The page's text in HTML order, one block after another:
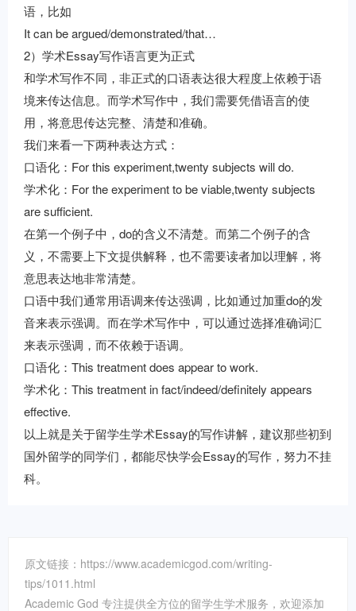
语，比如
It can be argued/demonstrated/that…
2）学术Essay写作语言更为正式
和学术写作不同，非正式的口语表达很大程度上依赖于语
境来传达信息。而学术写作中，我们需要凭借语言的使
用，将意思传达完整、清楚和准确。
我们来看一下两种表达方式：
口语化：For this experiment,twenty subjects will do.
学术化：For the experiment to be viable,twenty subjects
are sufficient.
在第一个例子中，do的含义不清楚。而第二个例子的含
义，不需要上下文提供解释，也不需要读者加以理解，将
意思表达地非常清楚。
口语中我们通常用语调来传达强调，比如通过加重do的发
音来表示强调。而在学术写作中，可以通过选择准确词汇
来表示强调，而不依赖于语调。
口语化：This treatment does appear to work.
学术化：This treatment in fact/indeed/definitely appears
effective.
以上就是关于留学生学术Essay的写作讲解，建议那些初到
国外留学的同学们，都能尽快学会Essay的写作，努力不挂
科。
原文链接：https://www.academicgod.com/writing-
tips/1011.html
Academic God 专注提供全方位的留学生学术服务，欢迎添加